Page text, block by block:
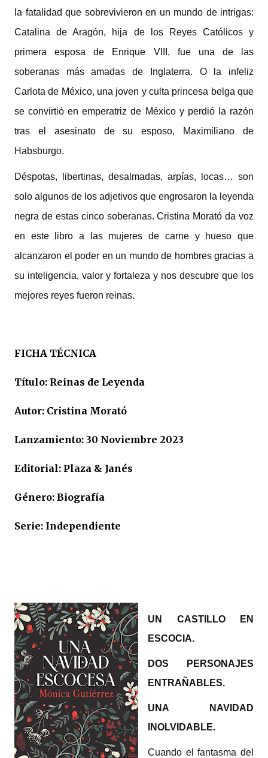
la fatalidad que sobrevivieron en un mundo de intrigas:
Catalina de Aragón, hija de los Reyes Católicos y
primera esposa de Enrique VIII, fue una de las
soberanas más amadas de Inglaterra. O la infeliz
Carlota de México, una joven y culta princesa belga que
se convirtió en emperatriz de México y perdió la razón
tras el asesinato de su esposo, Maximiliano de
Habsburgo.
Déspotas, libertinas, desalmadas, arpías, locas… son
solo algunos de los adjetivos que engrosaron la leyenda
negra de estas cinco soberanas. Cristina Morató da voz
en este libro a las mujeres de carne y hueso que
alcanzaron el poder en un mundo de hombres gracias a
su inteligencia, valor y fortaleza y nos descubre que los
mejores reyes fueron reinas.
FICHA TÉCNICA
Título: Reinas de Leyenda
Autor: Cristina Morató
Lanzamiento: 30 Noviembre 2023
Editorial: Plaza & Janés
Género: Biografía
Serie: Independiente
UN CASTILLO EN
ESCOCIA.
DOS PERSONAJES
ENTRAÑABLES.
UNA NAVIDAD
INOLVIDABLE.
Cuando el fantasma del